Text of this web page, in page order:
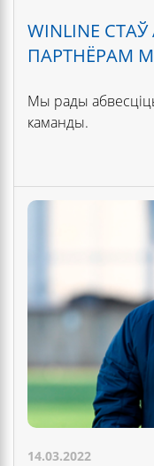
WINLINE
ПАРТНЁРАМ
Мы рады
каманды.
14.03.2022